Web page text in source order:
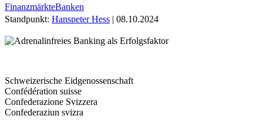
FinanzmärkteBanken
Standpunkt: Hanspeter Hess | 08.10.2024
Schweizerische Eidgenossenschaft
Confédération suisse
Confederazione Svizzera
Confederaziun svizra